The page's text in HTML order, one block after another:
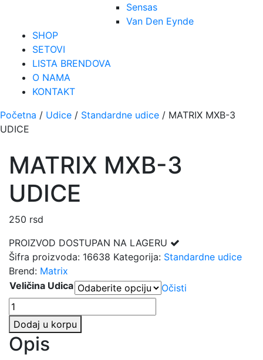
Sensas
Van Den Eynde
SHOP
SETOVI
LISTA BRENDOVA
O NAMA
KONTAKT
Početna / Udice / Standardne udice / MATRIX MXB-3
UDICE
MATRIX MXB-3
UDICE
250 rsd
PROIZVOD DOSTUPAN NA LAGERU
Šifra proizvoda: 16638 Kategorija: Standardne udice
Brend: Matrix
Veličina Udica
Očisti
MATRIX
MXB-
3
UDICE
Dodaj u korpu
Opis